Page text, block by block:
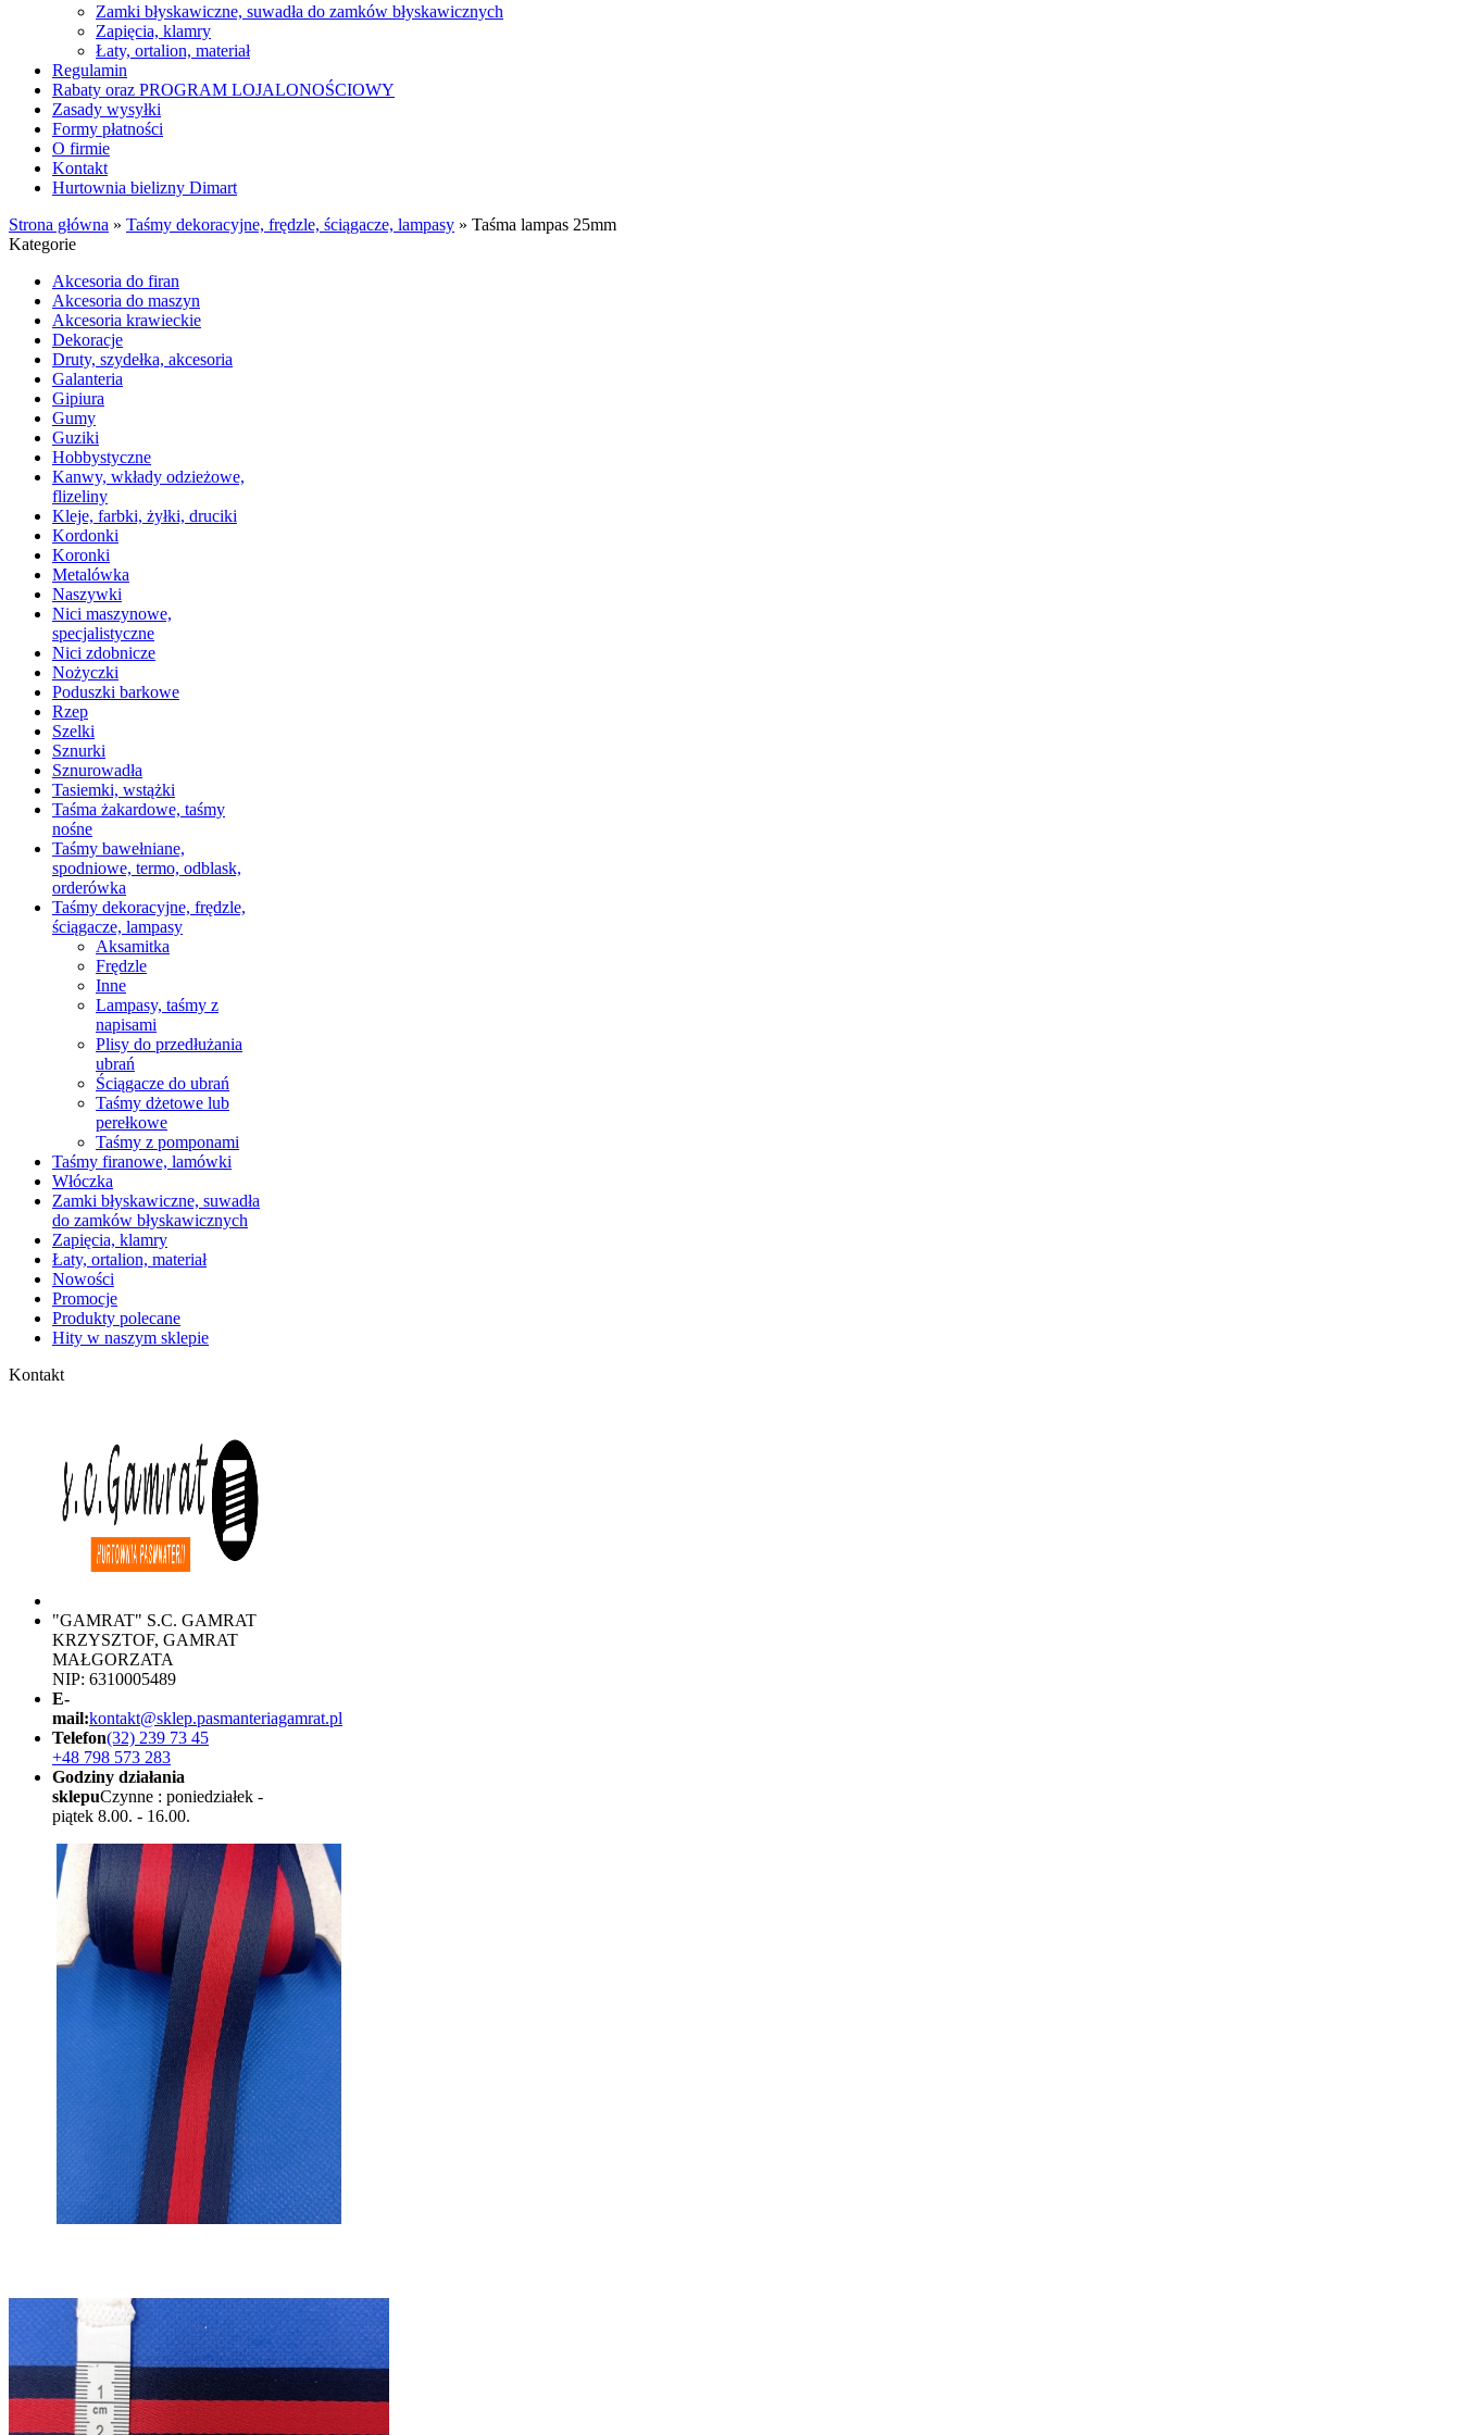
Zamki błyskawiczne, suwadła do zamków błyskawicznych
Zapięcia, klamry
Łaty, ortalion, materiał
Regulamin
Rabaty oraz PROGRAM LOJALONOŚCIOWY
Zasady wysyłki
Formy płatności
O firmie
Kontakt
Hurtownia bielizny Dimart
Strona główna » Taśmy dekoracyjne, frędzle, ściągacze, lampasy » Taśma lampas 25mm
Kategorie
Akcesoria do firan
Akcesoria do maszyn
Akcesoria krawieckie
Dekoracje
Druty, szydełka, akcesoria
Galanteria
Gipiura
Gumy
Guziki
Hobbystyczne
Kanwy, wkłady odzieżowe,
flizeliny
Kleje, farbki, żyłki, druciki
Kordonki
Koronki
Metalówka
Naszywki
Nici maszynowe,
specjalistyczne
Nici zdobnicze
Nożyczki
Poduszki barkowe
Rzep
Szelki
Sznurki
Sznurowadła
Tasiemki, wstążki
Taśma żakardowe, taśmy
nośne
Taśmy bawełniane,
spodniowe, termo, odblask,
orderówka
Taśmy dekoracyjne, frędzle,
ściągacze, lampasy
Aksamitka
Frędzle
Inne
Lampasy, taśmy z
napisami
Plisy do przedłużania
ubrań
Ściągacze do ubrań
Taśmy dżetowe lub
perełkowe
Taśmy z pomponami
Taśmy firanowe, lamówki
Włóczka
Zamki błyskawiczne, suwadła
do zamków błyskawicznych
Zapięcia, klamry
Łaty, ortalion, materiał
Nowości
Promocje
Produkty polecane
Hity w naszym sklepie
Kontakt
"GAMRAT" S.C. GAMRAT
KRZYSZTOF, GAMRAT
MAŁGORZATA
NIP: 6310005489
E-
mail:kontakt@sklep.pasmanteriagamrat.pl
Telefon(32) 239 73 45
+48 798 573 283
Godziny działania
sklepuCzynne : poniedziałek -
piątek 8.00. - 16.00.